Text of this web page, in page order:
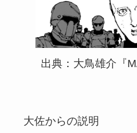
出典：大鳥雄介『
大佐からの説明